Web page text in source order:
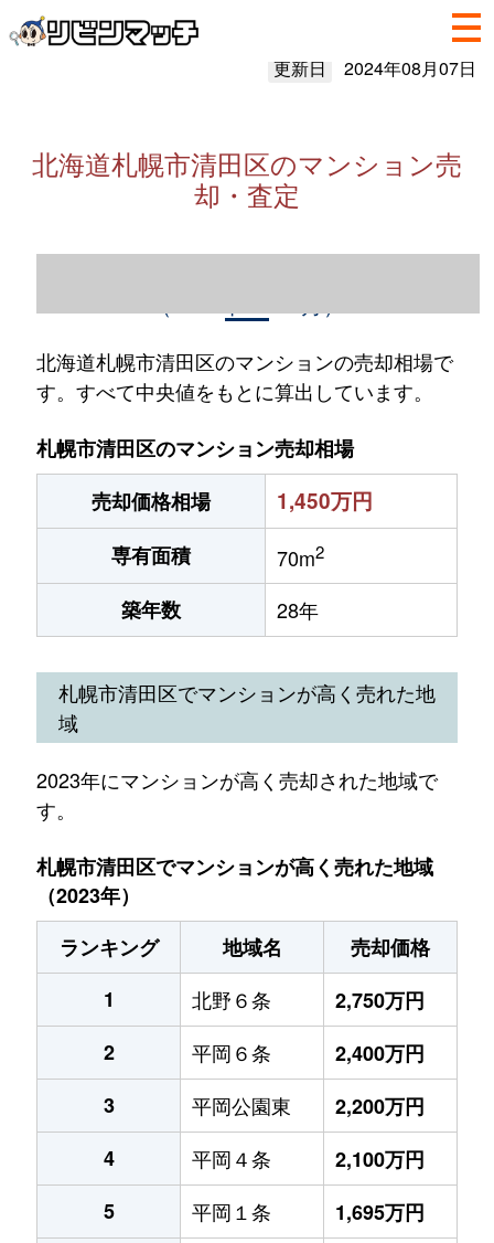
更新日 2024年08月07日
北海道札幌市清田区のマンション売
却・査定
北海道札幌市清田区のマンションの売却相場で
す。すべて中央値をもとに算出しています。
札幌市清田区のマンション売却相場
売却価格相場
1,450万円
専有面積 70m2
築年数 28年
札幌市清田区でマンションが高く売れた地
域
2023年にマンションが高く売却された地域で
す。
札幌市清田区でマンションが高く売れた地域
（2023年）
ランキング
地域名
売却価格
1
北野６条
2,750万円
2
平岡６条
2,400万円
3
平岡公園東
2,200万円
4
平岡４条
2,100万円
5
平岡１条
1,695万円